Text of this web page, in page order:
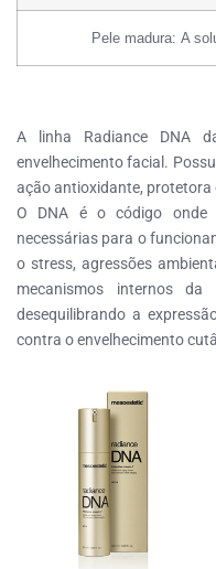
Pele madura: A
A linha Radiance DNA
envelhecimento facial.
ação antioxidante, protetora
O DNA é o código onde
necessárias para o
o stress, agressões
mecanismos internos
desequilibrando a
contra o envelhecimento